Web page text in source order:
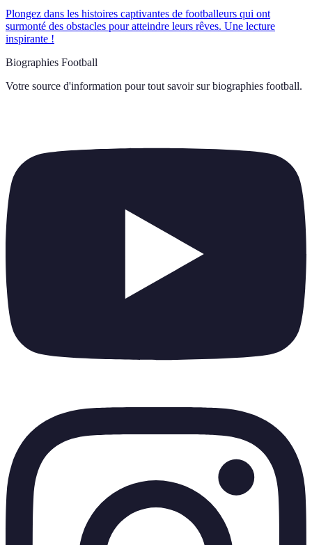
Plongez dans les histoires captivantes de footballeurs qui ont
surmonté des obstacles pour atteindre leurs rêves. Une lecture
inspirante !
Biographies Football
Votre source d'information pour tout savoir sur biographies football.